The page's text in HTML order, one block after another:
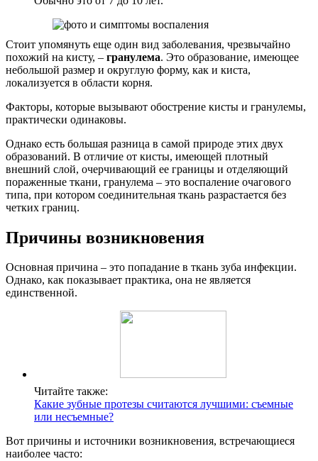
Стоит упомянуть еще один вид заболевания, чрезвычайно
похожий на кисту, – гранулема. Это образование, имеющее
небольшой размер и округлую форму, как и киста,
локализуется в области корня.
Факторы, которые вызывают обострение кисты и гранулемы,
практически одинаковы.
Однако есть большая разница в самой природе этих двух
образований. В отличие от кисты, имеющей плотный
внешний слой, очерчивающий ее границы и отделяющий
пораженные ткани, гранулема – это воспаление очагового
типа, при котором соединительная ткань разрастается без
четких границ.
Причины возникновения
Основная причина – это попадание в ткань зуба инфекции.
Однако, как показывает практика, она не является
единственной.
Читайте также:
Какие зубные протезы считаются лучшими: съемные
или несъемные?
Вот причины и источники возникновения, встречающиеся
наиболее часто: